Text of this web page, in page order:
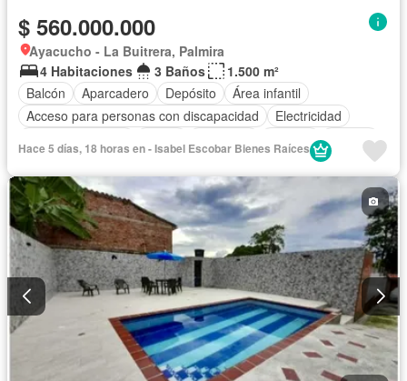
$ 560.000.000
Ayacucho - La Buitrera, Palmira
4 Habitaciones
3 Baños
1.500 m²
Balcón
Aparcadero Depósito
Área infantil
Acceso para personas con discapacidad
Electricidad
Jacuzzi
Hace 5 días, 18 horas en - Isabel Escobar Bienes Raíces